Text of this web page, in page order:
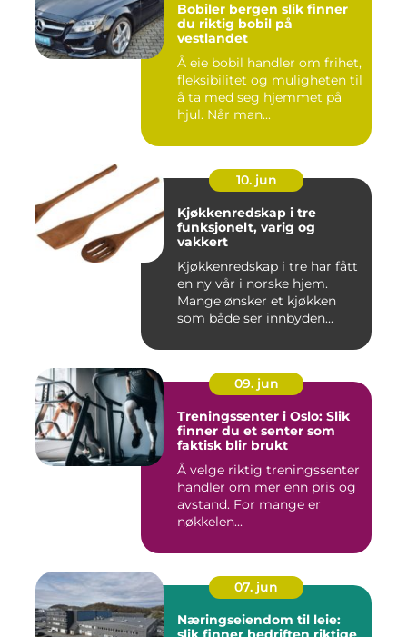
Bobiler bergen slik finner
du riktig bobil på
vestlandet
Å eie bobil handler om frihet,
fleksibilitet og muligheten til
å ta med seg hjemmet på
hjul. Når man...
10. jun
Kjøkkenredskap i tre
funksjonelt, varig og
vakkert
Kjøkkenredskap i tre har fått
en ny vår i norske hjem.
Mange ønsker et kjøkken
som både ser innbyden...
09. jun
Treningssenter i Oslo: Slik
finner du et senter som
faktisk blir brukt
Å velge riktig treningssenter
handler om mer enn pris og
avstand. For mange er
nøkkelen...
07. jun
Næringseiendom til leie: